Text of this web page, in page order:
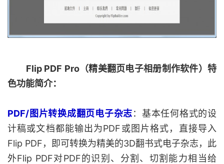
Flip PDF Pro（精美翻页电子相册制作软件）特
色功能简介：
PDF/图片转换成翻页电子杂志：基本任何格式的设
计稿或文档都能输出为PDF或图片格式，直接导入
Flip PDF，即可转换为精美的3D翻书式电子杂志，此
外Flip PDF对PDF的识别、分割、切割能力相当给